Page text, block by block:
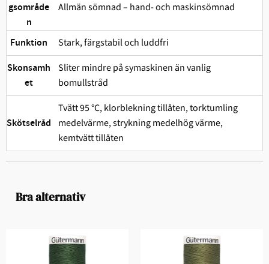
gsområde
n
Allmän sömnad – hand- och maskinsömnad
Funktion Stark, färgstabil och ludd­fri
Skonsamh
et
Sliter mindre på symaskinen än vanlig
bomullstråd
Skötselråd
Tvätt 95 °C, klorblekning tillåten, torktumling
medelvärme, strykning medelhög värme,
kemtvätt tillåten
Bra alternativ